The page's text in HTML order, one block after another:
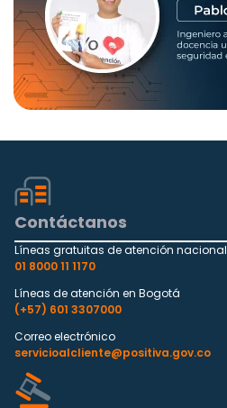
Contáctanos
Líneas gratuitas de atención nacional
01 8000 11 1170
Líneas de atención en Bogotá
(+57) 601 3307000
Correo electrónico
servicioalcliente@positiva.gov.co